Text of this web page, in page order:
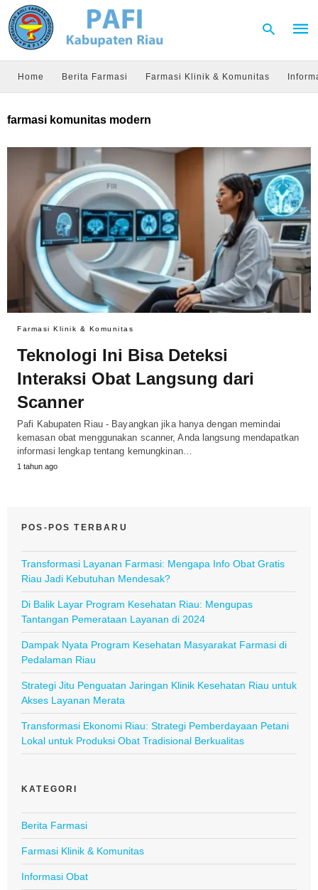
hit
Home Berita Farmasi Farmasi Klinik & Komunitas
farmasi komunitas modern
Farmasi Klinik & Komunitas
Teknologi Ini Bisa Deteksi
Interaksi Obat Langsung dari
Scanner
Pafi Kabupaten Riau - Bayangkan jika hanya dengan memindai
kemasan obat menggunakan scanner, Anda langsung mendapatkan
informasi lengkap tentang kemungkinan…
1 tahun ago
POS-POS TERBARU
Transformasi Layanan Farmasi: Mengapa Info Obat Gratis
Riau Jadi Kebutuhan Mendesak?
Di Balik Layar Program Kesehatan Riau: Mengupas
Tantangan Pemerataan Layanan di 2024
Dampak Nyata Program Kesehatan Masyarakat Farmasi di
Pedalaman Riau
Strategi Jitu Penguatan Jaringan Klinik Kesehatan Riau untuk
Akses Layanan Merata
Transformasi Ekonomi Riau: Strategi Pemberdayaan Petani
Lokal untuk Produksi Obat Tradisional Berkualitas
KATEGORI
Berita Farmasi
Farmasi Klinik & Komunitas
Informasi Obat